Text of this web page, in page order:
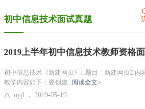
初中信息技术面试真题
2019上半年初中信息技术教师资格
初中信息技术《新建网页》1.题目：新建网页2.内
教学内容如下：要创建...阅读全文>
oyjl
2019-05-19